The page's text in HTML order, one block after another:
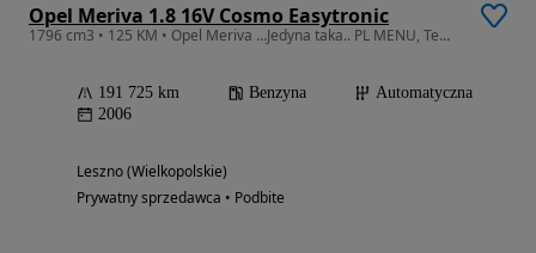
Opel Meriva 1.8 16V Cosmo Easytronic
1796 cm3 • 125 KM • Opel Meriva …Jedyna taka.. PL MENU, Tempomat, 4elek szyby!!! OKAZJA
191 725 km Benzyna
Automatyczna
2006
Leszno (Wielkopolskie)
Prywatny sprzedawca • Podbite